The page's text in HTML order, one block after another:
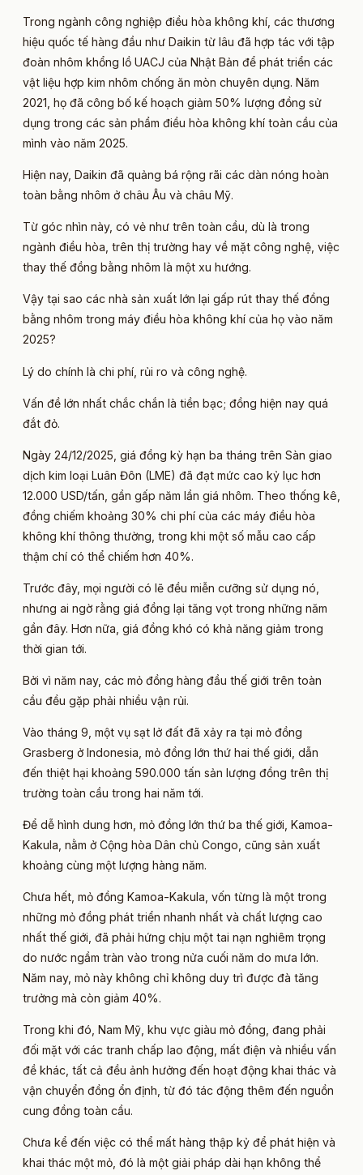
Trong ngành công nghiệp điều hòa không khí, các thương
hiệu quốc tế hàng đầu như Daikin từ lâu đã hợp tác với tập
đoàn nhôm khổng lồ UACJ của Nhật Bản để phát triển các
vật liệu hợp kim nhôm chống ăn mòn chuyên dụng. Năm
2021, họ đã công bố kế hoạch giảm 50% lượng đồng sử
dụng trong các sản phẩm điều hòa không khí toàn cầu của
mình vào năm 2025.
Hiện nay, Daikin đã quảng bá rộng rãi các dàn nóng hoàn
toàn bằng nhôm ở châu Âu và châu Mỹ.
Từ góc nhìn này, có vẻ như trên toàn cầu, dù là trong
ngành điều hòa, trên thị trường hay về mặt công nghệ, việc
thay thế đồng bằng nhôm là một xu hướng.
Vậy tại sao các nhà sản xuất lớn lại gấp rút thay thế đồng
bằng nhôm trong máy điều hòa không khí của họ vào năm
2025?
Lý do chính là chi phí, rủi ro và công nghệ.
Vấn đề lớn nhất chắc chắn là tiền bạc; đồng hiện nay quá
đắt đỏ.
Ngày 24/12/2025, giá đồng kỳ hạn ba tháng trên Sàn giao
dịch kim loại Luân Đôn (LME) đã đạt mức cao kỷ lục hơn
12.000 USD/tấn, gần gấp năm lần giá nhôm. Theo thống kê,
đồng chiếm khoảng 30% chi phí của các máy điều hòa
không khí thông thường, trong khi một số mẫu cao cấp
thậm chí có thể chiếm hơn 40%.
Trước đây, mọi người có lẽ đều miễn cưỡng sử dụng nó,
nhưng ai ngờ rằng giá đồng lại tăng vọt trong những năm
gần đây. Hơn nữa, giá đồng khó có khả năng giảm trong
thời gian tới.
Bởi vì năm nay, các mỏ đồng hàng đầu thế giới trên toàn
cầu đều gặp phải nhiều vận rủi.
Vào tháng 9, một vụ sạt lở đất đã xảy ra tại mỏ đồng
Grasberg ở Indonesia, mỏ đồng lớn thứ hai thế giới, dẫn
đến thiệt hại khoảng 590.000 tấn sản lượng đồng trên thị
trường toàn cầu trong hai năm tới.
Để dễ hình dung hơn, mỏ đồng lớn thứ ba thế giới, Kamoa-
Kakula, nằm ở Cộng hòa Dân chủ Congo, cũng sản xuất
khoảng cùng một lượng hàng năm.
Chưa hết, mỏ đồng Kamoa-Kakula, vốn từng là một trong
những mỏ đồng phát triển nhanh nhất và chất lượng cao
nhất thế giới, đã phải hứng chịu một tai nạn nghiêm trọng
do nước ngầm tràn vào trong nửa cuối năm do mưa lớn.
Năm nay, mỏ này không chỉ không duy trì được đà tăng
trưởng mà còn giảm 40%.
Trong khi đó, Nam Mỹ, khu vực giàu mỏ đồng, đang phải
đối mặt với các tranh chấp lao động, mất điện và nhiều vấn
đề khác, tất cả đều ảnh hưởng đến hoạt động khai thác và
vận chuyển đồng ổn định, từ đó tác động thêm đến nguồn
cung đồng toàn cầu.
Chưa kể đến việc có thể mất hàng thập kỷ để phát hiện và
khai thác một mỏ, đó là một giải pháp dài hạn không thể